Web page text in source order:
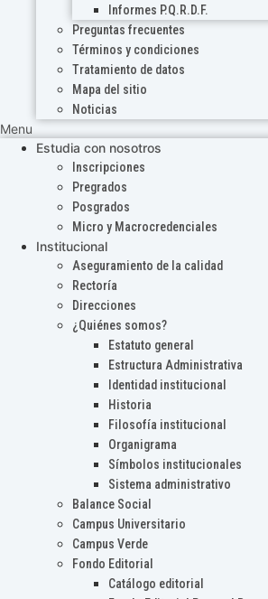
Informes P.Q.R.D.F.
Preguntas frecuentes
Términos y condiciones
Tratamiento de datos
Mapa del sitio
Noticias
Menu
Estudia con nosotros
Inscripciones
Pregrados
Posgrados
Micro y Macrocredenciales
Institucional
Aseguramiento de la calidad
Rectoría
Direcciones
¿Quiénes somos?
Estatuto general
Estructura Administrativa
Identidad institucional
Historia
Filosofía institucional
Organigrama
Símbolos institucionales
Sistema administrativo
Balance Social
Campus Universitario
Campus Verde
Fondo Editorial
Catálogo editorial